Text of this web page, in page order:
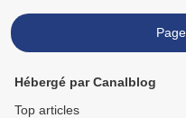
Hébergé par Canalblog
Top articles